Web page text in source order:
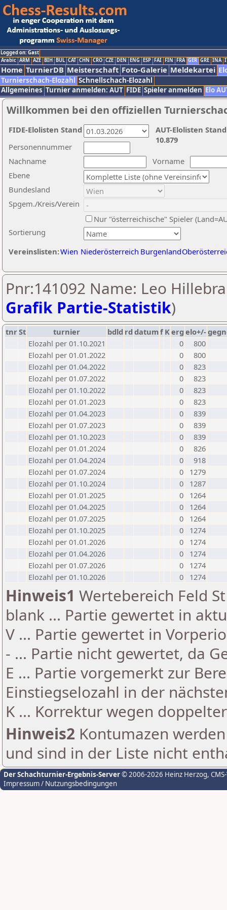
Logged on: Gast
Arabic ARM AZE BIH BUL CAT CHN CRO CZE DEN ENG ESP FAI FIN FRA GER GRE INA
Home TurnierDB Meisterschaft Foto-Galerie Meldekartei
Turnierschach-Elozahl Schnellschach-Elozahl
Allgemeines Turnier anmelden: AUT FIDE Spieler anmelden Elo
Willkommen bei den offiziellen
Nachname
Vorname
Ebene
Sortierung
Personennummer
Bundesland
Spgem./Kreis/Verein
Nur "österreichische" Spieler
Vereinslisten:Wien Niederösterreich Burgenland
AUT-Elolisten
10.879
FIDE-Elolisten Stand
Pnr:141092 Name: Leo
Grafik Partie-Statistik)
tnrSt turnier bdld rd datumf Kerg elo+/-
Elozahl per 01.10.2021
0
800
Elozahl per 01.01.2022
0
800
Elozahl per 01.04.2022
0
823
Elozahl per 01.07.2022
0
823
Elozahl per 01.10.2022
0
823
Elozahl per 01.01.2023
0
823
Elozahl per 01.04.2023
0
839
Elozahl per 01.07.2023
0
839
Elozahl per 01.10.2023
0
839
Elozahl per 01.01.2024
0
826
Elozahl per 01.04.2024
0
918
Elozahl per 01.07.2024
0
1279
Elozahl per 01.10.2024
0
1287
Elozahl per 01.01.2025
0
1264
Elozahl per 01.04.2025
0
1264
Elozahl per 01.07.2025
0
1264
Elozahl per 01.10.2025
0
1274
Elozahl per 01.01.2026
0
1274
Elozahl per 01.04.2026
0
1274
Elozahl per 01.07.2026
0
1274
Elozahl per 01.10.2026
0 1274
Hinweis1 Wertebereich Feld
blank ... Partie gewertet in
V ... Partie gewertet in
- ... Partie nicht gewertet, da
E ... Partie vorgemerkt zur
Einstiegselozahl in der
K ... Korrektur wegen
Hinweis2 Kontumazen
und sind in der Liste nicht
Der Schachturnier-Ergebnis-Server© 2006-2026 Heinz Herzog,
Impressum / Nutzungsbedingungen